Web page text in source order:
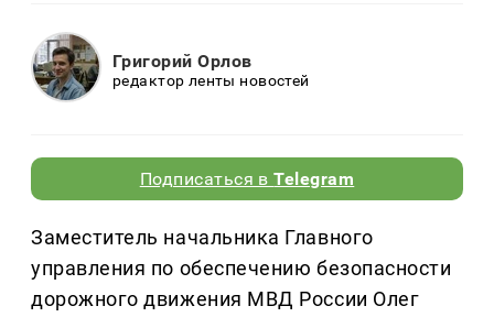
Григорий Орлов
редактор ленты новостей
Подписаться вTelegram
Заместитель начальника Главного
управления по обеспечению безопасности
дорожного движения МВД России Олег